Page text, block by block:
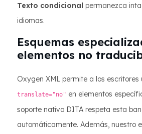
Texto condicional permanezca
idiomas.
Esquemas
elementos no
Oxygen XML permite a los
translate="no" en elementos
soporte nativo DITA respeta esta
automáticamente. Además, nuestro